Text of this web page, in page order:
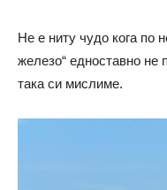
Не е ниту чудо кога по
железо“ едноставно не
така си мислиме.